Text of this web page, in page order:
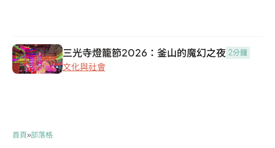
三光寺燈籠節2026：釜山的魔幻之夜 2分鐘
文化與社會
首頁»部落格